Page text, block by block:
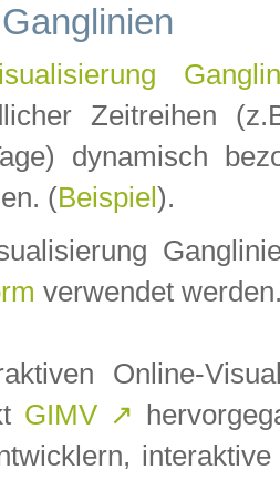
Zeitreihen
dynamisch
(Beispiel ).
verwendet
Online-
GIMV ↗